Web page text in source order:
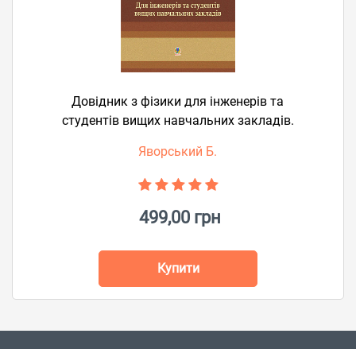
Довідник з фізики для інженерів та
студентів вищих навчальних закладів.
Яворський Б.
499,00 грн
Купити